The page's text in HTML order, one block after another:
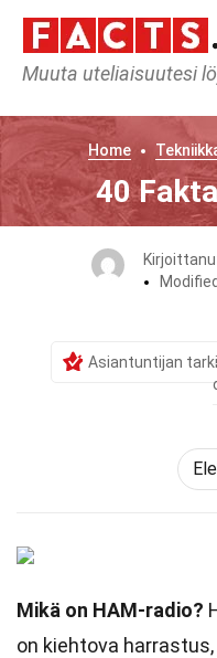
Muuta uteliaisuutesi
Home
40
Asiantuntijan
Mikä on HAM-radio?
on kiehtova